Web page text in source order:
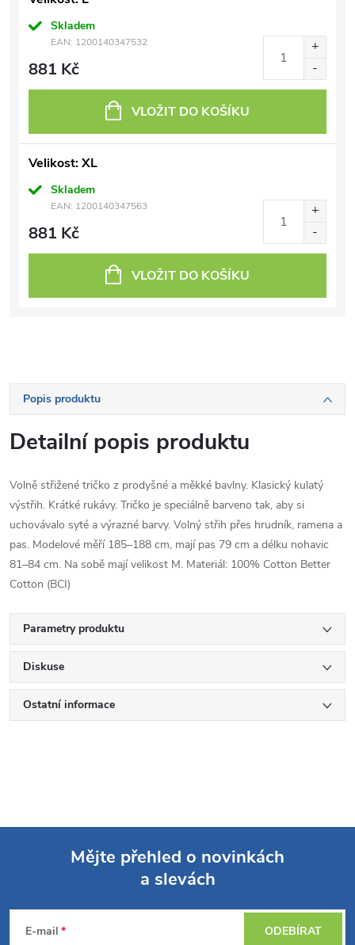
Skladem
EAN: 1200140347532
881 Kč
VLOŽIT DO KOŠÍKU
Velikost: XL
Skladem
EAN: 1200140347563
881 Kč
VLOŽIT DO KOŠÍKU
Popis produktu
Detailní popis produktu
Volně střižené tričko z prodyšné a měkké bavlny. Klasický kulatý
výstřih. Krátké rukávy. Tričko je speciálně barveno tak, aby si
uchovávalo syté a výrazné barvy. Volný střih přes hrudník, ramena a
pas. Modelové měří 185–188 cm, mají pas 79 cm a délku nohavic
81–84 cm. Na sobě mají velikost M. Materiál: 100% Cotton Better
Cotton (BCI)
Parametry produktu
Diskuse
Ostatní informace
Mějte přehled o novinkách
a slevách
E-mail ODEBÍRAT